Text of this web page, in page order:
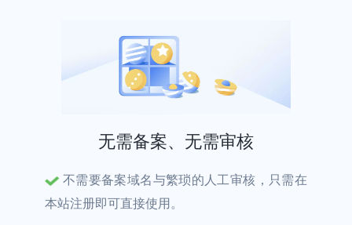
无需备案、无需审核
本站注册即可直接使用。